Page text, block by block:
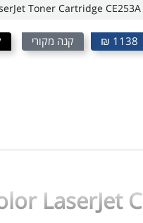
Toner Cartridge CE253A
1138 ₪ קנה מקורי